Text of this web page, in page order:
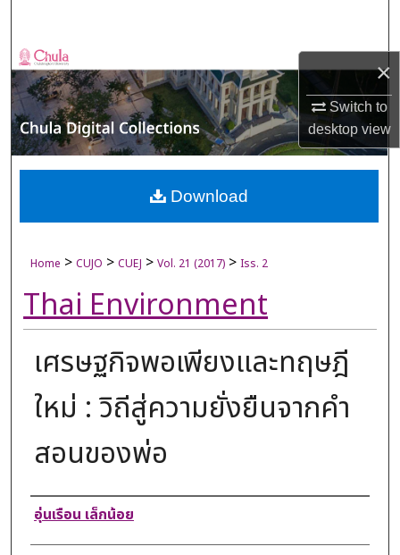
×
Switch to
desktopview
Browse Collections
My Account
About
Digital Commons Network™
Home > CUJO > CUEJ > Vol. 21 (2017) > Iss. 2
Thai Environment
เศรษฐกิจพอเพียงและทฤษฎี
ใหม่ : วิถีสู่ความยั่งยืนจากคำ
สอนของพ่อ
Authors
อุ่นเรือน เล็กน้อย
Download